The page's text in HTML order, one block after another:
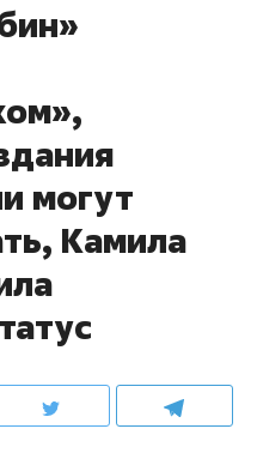
могут
Камила